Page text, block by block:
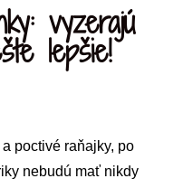
vyzerajú
lepšie!
poctivé raňajky, po
nebudú mať nikdy